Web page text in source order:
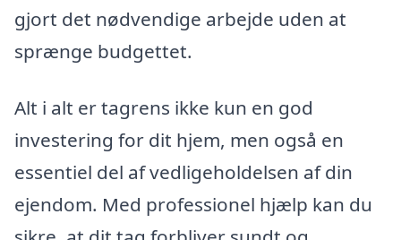
gjort det nødvendige arbejde uden at
sprænge budgettet.
Alt i alt er tagrens ikke kun en god
investering for dit hjem, men også en
essentiel del af vedligeholdelsen af din
ejendom. Med professionel hjælp kan du